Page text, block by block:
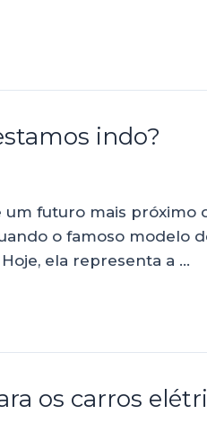
indo?
futuro mais
o famoso modelo
ela representa a …
os carros